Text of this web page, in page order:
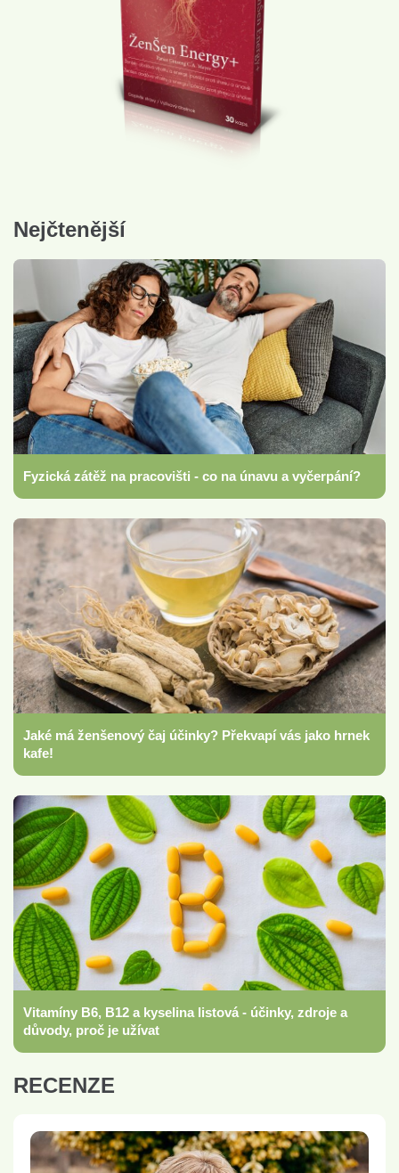
Nejčtenější
Fyzická zátěž na pracovišti - co na únavu a vyčerpání?
Jaké má ženšenový čaj účinky? Překvapí vás jako hrnek
kafe!
Vitamíny B6, B12 a kyselina listová - účinky, zdroje a
důvody, proč je užívat
RECENZE